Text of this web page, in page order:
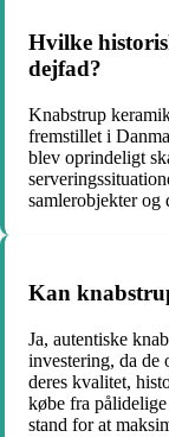
Hvilke
dejfad?
Knabstrup
fremstillet i
blev oprindeligt
samlerobjekter og
Kan
Ja, autentiske
investering, da de
deres kvalitet,
købe fra
stand for at